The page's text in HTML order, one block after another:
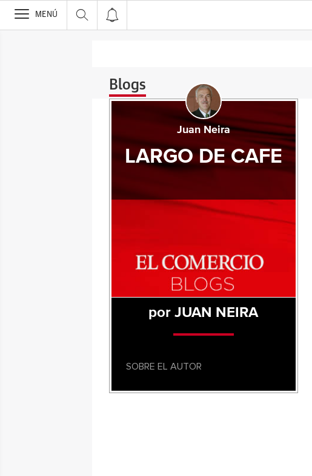
>
MENÚ
Blogs
Juan Neira
LARGO DE CAFE
por JUAN NEIRA
SOBRE EL AUTOR